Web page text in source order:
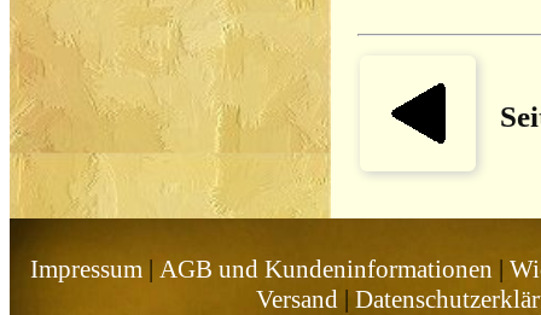
Impressum| AGB und Kundeninformationen|
Versand |